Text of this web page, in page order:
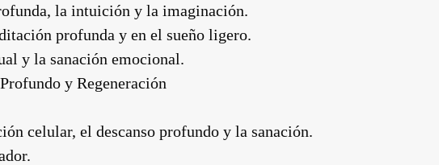
la intuición y la imaginación.
profunda y en el sueño ligero.
y la sanación emocional.
y Regeneración
celular, el descanso profundo y la sanación.